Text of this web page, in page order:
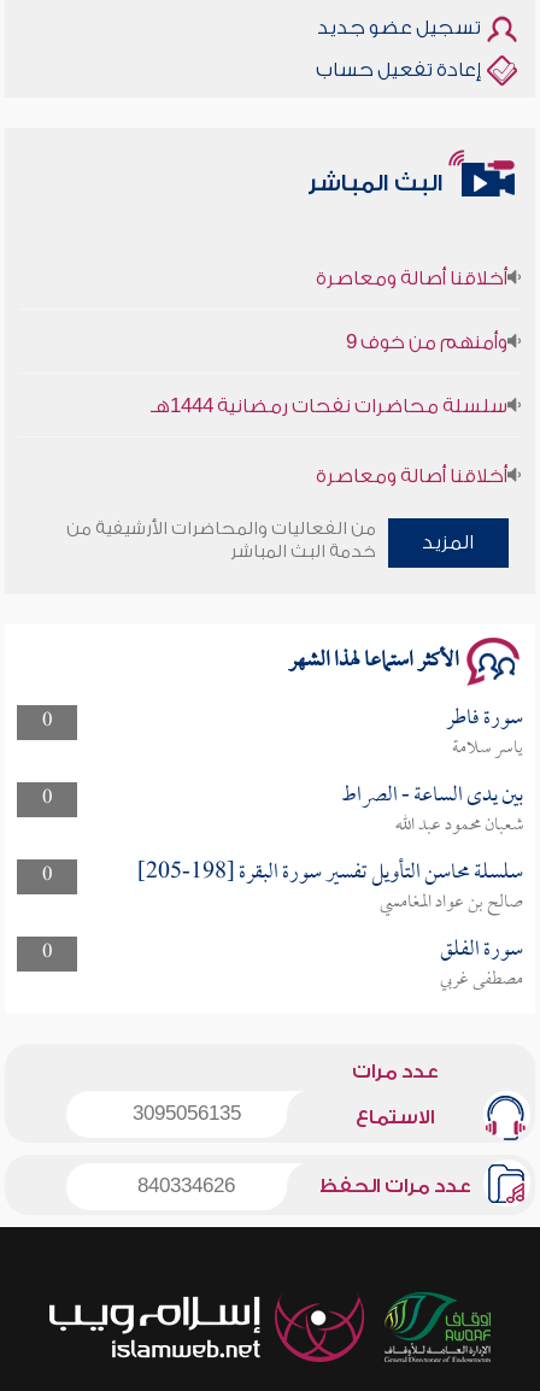
تسجيل عضو جديد
إعادة تفعيل حساب
البث المباشر
أخلاقنا أصالة ومعاصرة
وأمنهم من خوف 9
أخلاقنا أصالة ومعاصرة
وأمنهم من خوف 9
المزيد
من الفعاليات والمحاضرات الأرشيفية من
خدمة البث المباشر
الأكثر استماعا لهذا الشهر
0 سورة فاطر
ياسر سلامة
0
بين يدى الساعة - الصراط
شعبان محمود عبد الله
0
سلسلة محاسن التأويل تفسير سورة البقرة [198-205]
صالح بن عواد المغامسي
0
سورة الفلق
مصطفى غربي
عدد مرات
الاستماع 3095056135
عدد مرات الحفظ 840334626